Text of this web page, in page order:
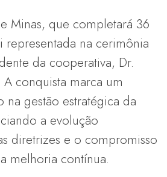
Minas, que completará 36
na cerimônia
da cooperativa, Dr.
conquista marca um
na gestão estratégica da
a evolução
diretrizes e o compromisso
melhoria contínua.